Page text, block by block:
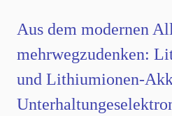
Aus dem modernen
mehrwegzudenken:
und Lithiumionen-